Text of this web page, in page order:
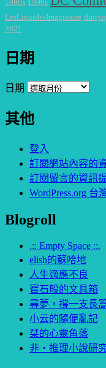
1980s 1990s
LesLiquidesImaginaire
2021
日期
日期
其他
登入
訂閱網站內容的
訂閱留言的資訊
WordPress.org 台
Blogroll
.:: Empty Space ::.
elish的蘇哈地
人生適應不良
寶石般的文具箱
尋夢，撐一支長
小云的隨便亂記
栞的心靈角落
非‧推理小說研